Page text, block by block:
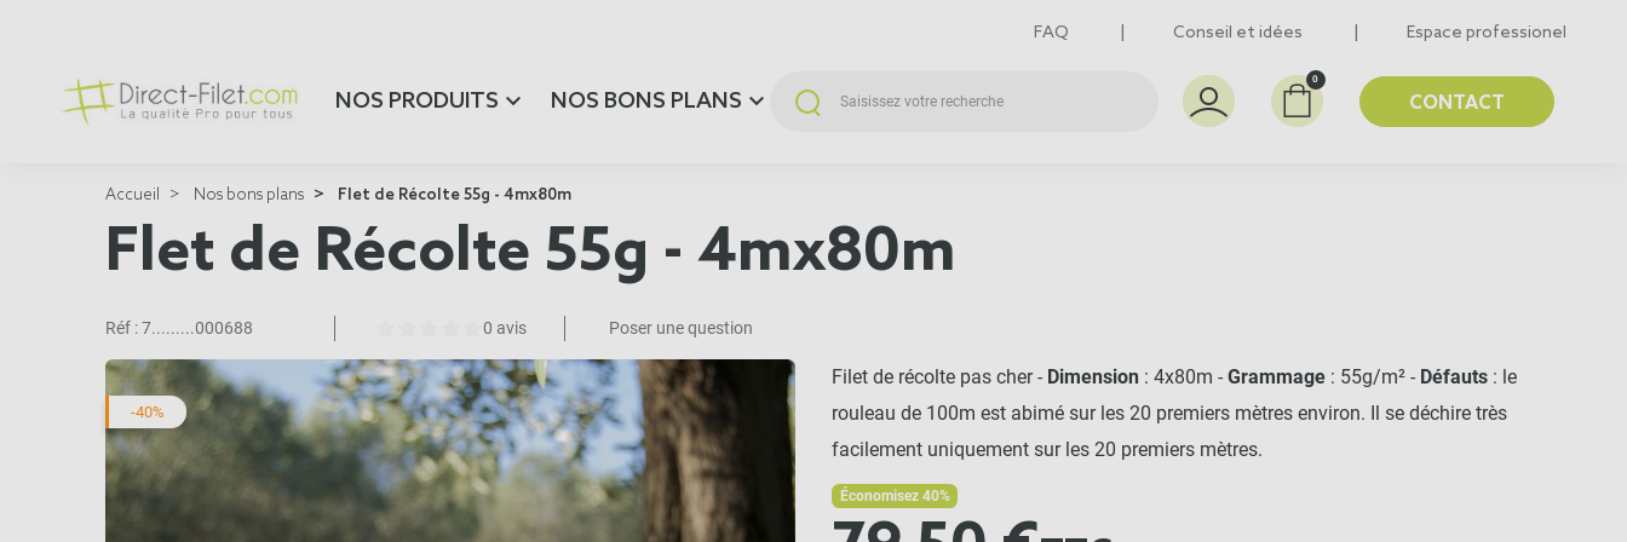
FAQ Conseil et idées Espace professionel
0
CONTACT
NOS PRODUITS NOS BONS PLANS
Accueil Nos bons plans Flet de Récolte 55g - 4mx80m
Flet de Récolte 55g - 4mx80m
Réf :7.........000688 0 avis Poser une question
-40%
Filet de récolte pas cher - Dimension : 4x80m - Grammage : 55g/m² - Défauts : le
rouleau de 100m est abimé sur les 20 premiers mètres environ. Il se déchire très
facilement uniquement sur les 20 premiers mètres.
Économisez 40%